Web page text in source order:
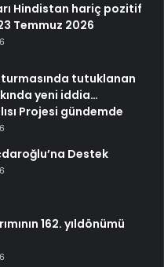
Hindistan hariç pozitif
Temmuz 2026
tutuklanan
yeni iddia…
Projesi gündemde
Destek
162. yıldönümü